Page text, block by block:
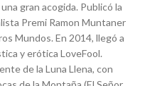
gran acogida. Publicó la
Premi Ramon Muntaner
Mundos. En 2014, llegó a
y erótica LoveFool.
de la Luna Llena, con